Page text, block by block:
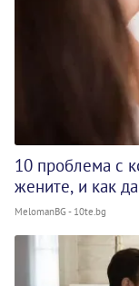
10 проблема с
жените, и как
MelomanBG - 10te.bg